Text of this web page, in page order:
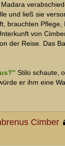
und ließ sie
brauchten Pflege,
von
der Reise. Das
Stilo schaute,
er ihm eine
Cimber